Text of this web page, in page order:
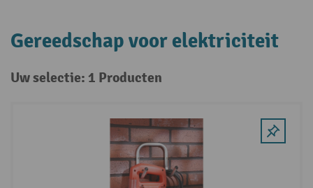
Gereedschap voor elektriciteit
Uw selectie: 1 Producten